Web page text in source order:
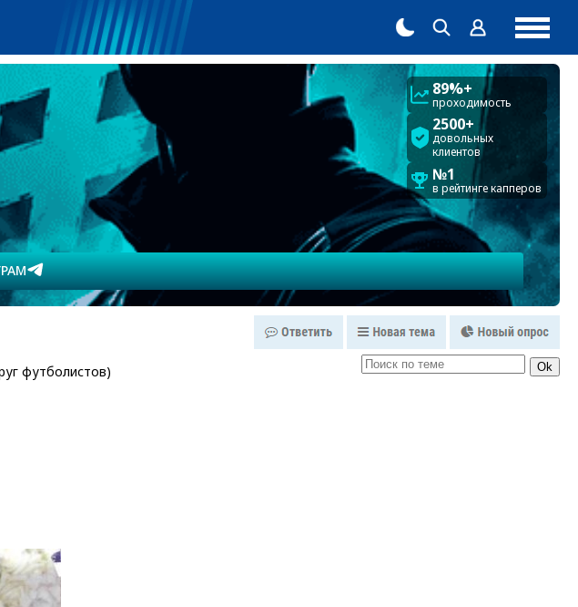
89%+
проходимость
2500+
довольных
клиентов
№1
в рейтинге капперов
футболистов)